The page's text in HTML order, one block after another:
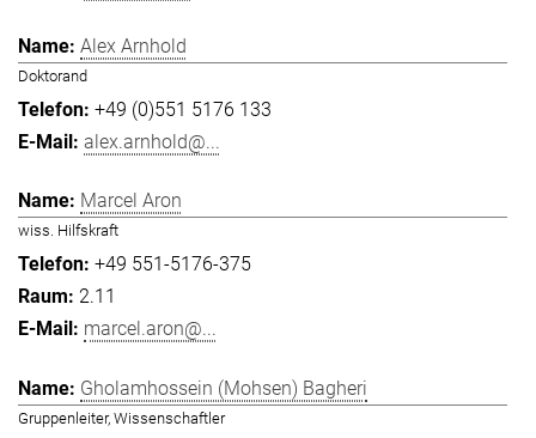
Alex Arnhold
Doktorand
+49 (0)551 5176 133
alex.arnhold@...
Marcel Aron
wiss. Hilfskraft
+49 551-5176-375
2.11
marcel.aron@...
Gholamhossein (Mohsen) Bagheri
Gruppenleiter, Wissenschaftler